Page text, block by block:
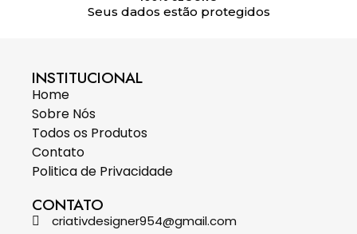
Seus dados estão protegidos
INSTITUCIONAL
Home
Sobre Nós
Todos os Produtos
Contato
Politica de Privacidade
CONTATO
criativdesigner954@gmail.com